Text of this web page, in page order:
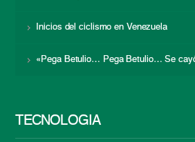
Inicios del ciclismo en Venezuela
«Pega Betulio… Pega Betulio… Se
TECNOLOGÍA